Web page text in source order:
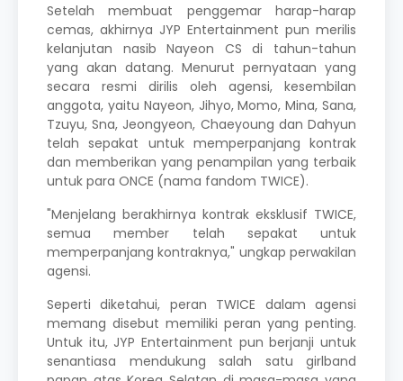
Setelah membuat penggemar harap-harap
cemas, akhirnya JYP Entertainment pun merilis
kelanjutan nasib Nayeon CS di tahun-tahun
yang akan datang. Menurut pernyataan yang
secara resmi dirilis oleh agensi, kesembilan
anggota, yaitu Nayeon, Jihyo, Momo, Mina, Sana,
Tzuyu, Sna, Jeongyeon, Chaeyoung dan Dahyun
telah sepakat untuk memperpanjang kontrak
dan memberikan yang penampilan yang terbaik
untuk para ONCE (nama fandom TWICE).
"Menjelang berakhirnya kontrak eksklusif TWICE,
semua member telah sepakat untuk
memperpanjang kontraknya," ungkap perwakilan
agensi.
Seperti diketahui, peran TWICE dalam agensi
memang disebut memiliki peran yang penting.
Untuk itu, JYP Entertainment pun berjanji untuk
senantiasa mendukung salah satu girlband